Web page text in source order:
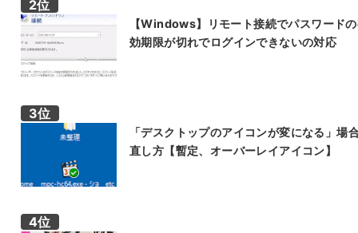
【Windows】リモート接続でパスワード
効期限が切れでログインできないの対応
「デスクトップのアイコンが変になる」場
直し方【暫定、オーバーレイアイコン】